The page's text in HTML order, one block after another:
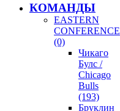
КОМАНДЫ
EASTERN
CONFERENCE
(0)
Чикаго
Булс /
Chicago
Bulls
(193)
Бруклин